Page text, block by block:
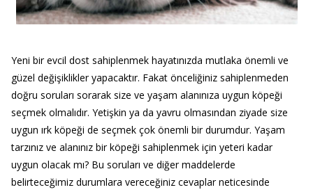
Yeni bir evcil dost sahiplenmek hayatınızda mutlaka önemli ve
güzel değişiklikler yapacaktır. Fakat önceliğiniz sahiplenmeden
doğru soruları sorarak size ve yaşam alanınıza uygun köpeği
seçmek olmalıdır. Yetişkin ya da yavru olmasından ziyade size
uygun ırk köpeği de seçmek çok önemli bir durumdur. Yaşam
tarzınız ve alanınız bir köpeği sahiplenmek için yeteri kadar
uygun olacak mı? Bu soruları ve diğer maddelerde
belirteceğimiz durumlara vereceğiniz cevaplar neticesinde